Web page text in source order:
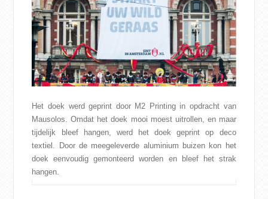
Het doek werd geprint door M2 Printing in opdracht van
Mausolos. Omdat het doek mooi moest uitrollen, en maar
tijdelijk bleef hangen, werd het doek geprint op deco
textiel. Door de meegeleverde aluminium buizen kon het
doek eenvoudig gemonteerd worden en bleef het strak
hangen.